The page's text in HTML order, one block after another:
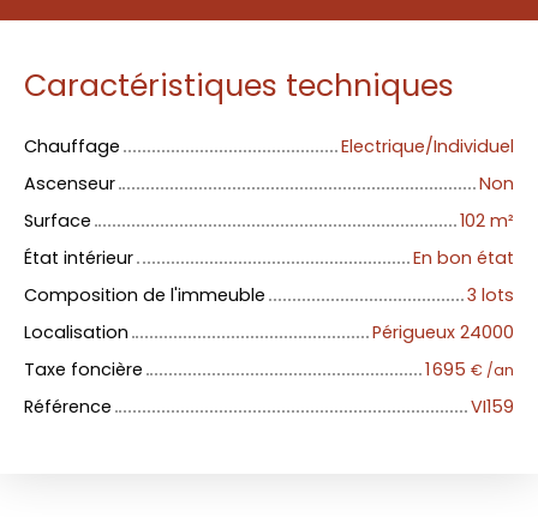
Caractéristiques techniques
Chauffage
Electrique/Individuel
Ascenseur
Non
Surface
102 m²
État intérieur
En bon état
Composition de l'immeuble
3 lots
Localisation
Périgueux 24000
Taxe foncière
1 695 € /an
Référence VI159